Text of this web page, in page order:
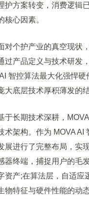
护方案转变，消费逻辑
核心因素。
护产业的真空现状，
过产品定义与技术研发
智控算法最大化强悍
大底层技术厚积薄发的结
长期技术深耕，MOVA
术架构。作为 MOVA AI
展进行了完整布局，实
器终端，捕捉用户的毛
资产;在算法层，自适应
物特征与硬件性能的动